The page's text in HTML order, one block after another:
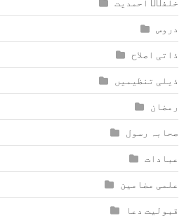
خلفاؑ احمدیت
دروس
ذاتی اصلاح
ذیلی تنظیمیں
رمضان
صحابہ رسول
عبادات
علمی مضامین
قبولیت دعا